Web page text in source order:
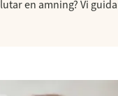
en amning? Vi